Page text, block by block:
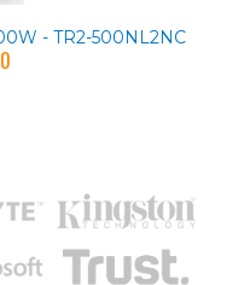
- TR2-500NL2NC